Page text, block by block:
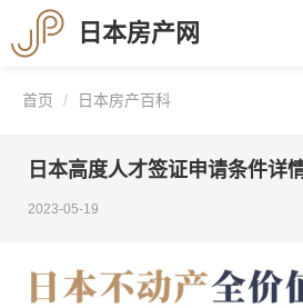
日本房产网
首页 日本房产百科
日本高度人才签证申请条件详
2023-05-19